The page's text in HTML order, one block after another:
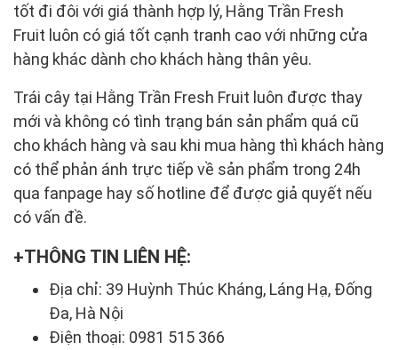
tốt đi đôi với giá thành hợp lý, Hằng Trần Fresh
Fruit luôn có giá tốt cạnh tranh cao với những cửa
hàng khác dành cho khách hàng thân yêu.
Trái cây tại Hằng Trần Fresh Fruit luôn được thay
mới và không có tình trạng bán sản phẩm quá cũ
cho khách hàng và sau khi mua hàng thì khách hàng
có thể phản ánh trực tiếp về sản phẩm trong 24h
qua fanpage hay số hotline để được giả quyết nếu
có vấn đề.
THÔNG TIN LIÊN HỆ:
Địa chỉ: 39 Huỳnh Thúc Kháng, Láng Hạ, Đống
Đa, Hà Nội
Điện thoại: 0981 515 366